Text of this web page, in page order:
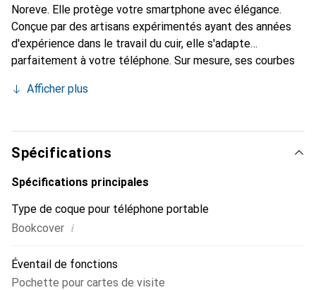
Noreve. Elle protège votre smartphone avec élégance.
Conçue par des artisans expérimentés ayant des années
d'expérience dans le travail du cuir, elle s'adapte
parfaitement à votre téléphone. Sur mesure, ses courbes
devient l'accessoire chic et indispensable pour votre
produits de haute qualité, la marque Noreve est un choix
fiable pour une clientèle exigeante.
Afficher plus
Spécifications
Spécifications principales
Type de coque pour téléphone portable
Bookcover i
Éventail de fonctions
Pochette pour cartes de visite